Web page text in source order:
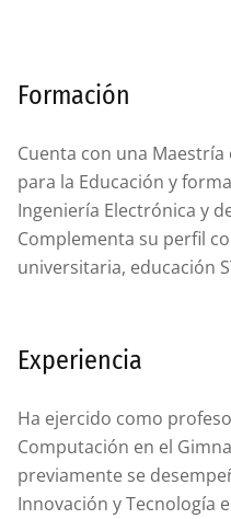
Formación
Cuenta con una
para la Educación y
Ingeniería Electrónica y
Complementa su perfil
universitaria, educación
Experiencia
Ha ejercido como
Computación en el
previamente se
Innovación y Tecnología